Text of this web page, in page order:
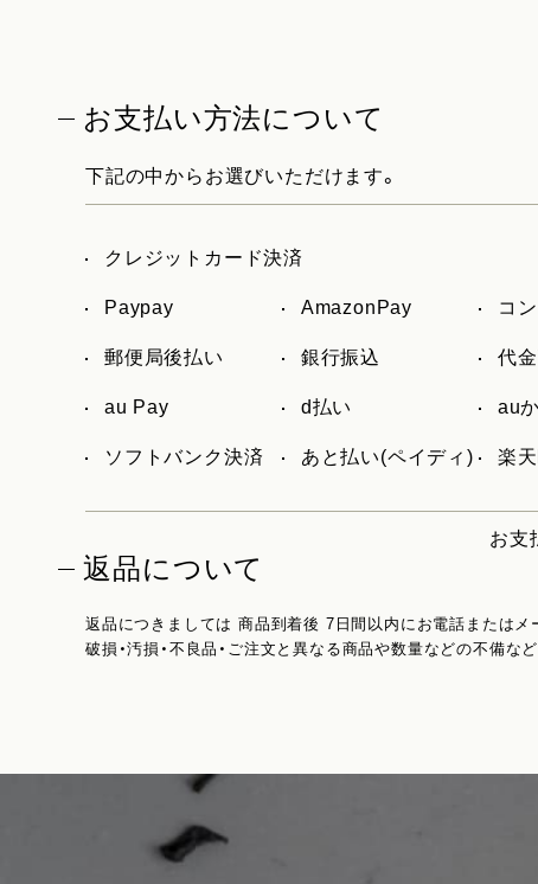
お支払い方法について
下記の中からお選びいただけます。
クレジットカード決済
Paypay AmazonPay コ
郵便局後払い 銀行振込 代
au Pay d払い au
ソフトバンク決済 あと払い(ペイディ) 楽
お支
返品について
返品につきましては 商品到着後 7日間以内にお電話またはメ
破損・汚損・不良品・ご注文と異なる商品や数量などの不備な